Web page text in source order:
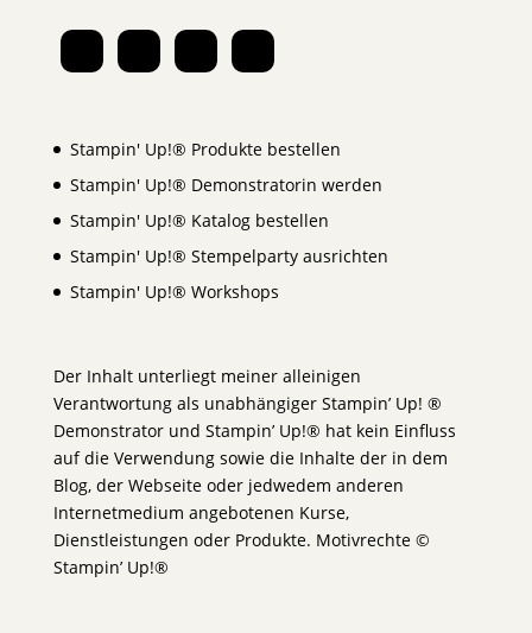
Stampin' Up!® Produkte bestellen
Stampin' Up!® Demonstratorin werden
Stampin' Up!® Katalog bestellen
Stampin' Up!® Stempelparty ausrichten
Stampin' Up!® Workshops
Der Inhalt unterliegt meiner alleinigen
Verantwortung als unabhängiger Stampin’ Up! ®
Demonstrator und Stampin’ Up!® hat kein Einfluss
auf die Verwendung sowie die Inhalte der in dem
Blog, der Webseite oder jedwedem anderen
Internetmedium angebotenen Kurse,
Dienstleistungen oder Produkte. Motivrechte ©
Stampin’ Up!®